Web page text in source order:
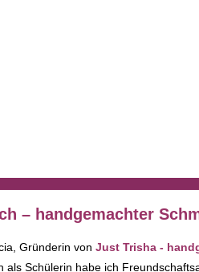
– handgemachter
Gründerin von Just Trisha -
als Schülerin habe ich